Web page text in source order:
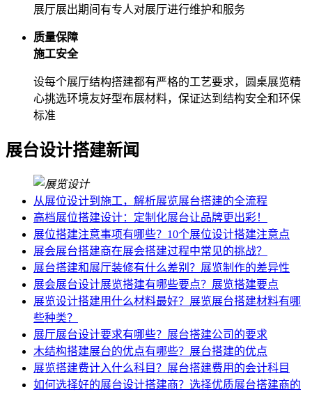
展厅展出期间有专人对展厅进行维护和服务
质量保障
施工安全
设每个展厅结构搭建都有严格的工艺要求，圆桌展览精
心挑选环境友好型布展材料，保证达到结构安全和环保
标准
展台设计搭建新闻
从展位设计到施工，解析展览展台搭建的全流程
高档展位搭建设计：定制化展台让品牌更出彩！
展位搭建注意事项有哪些？10个展位设计搭建注意点
展会展台搭建商在展会搭建过程中常见的挑战？
展台搭建和展厅装修有什么差别？展览制作的差异性
展会展台设计展览搭建有哪些要点？展览搭建要点
展览设计搭建用什么材料最好？展览展台搭建材料有哪
些种类？
展厅展台设计要求有哪些？展台搭建公司的要求
木结构搭建展台的优点有哪些？展台搭建的优点
展览搭建费计入什么科目？展台搭建费用的会计科目
如何选择好的展台设计搭建商？选择优质展台搭建商的